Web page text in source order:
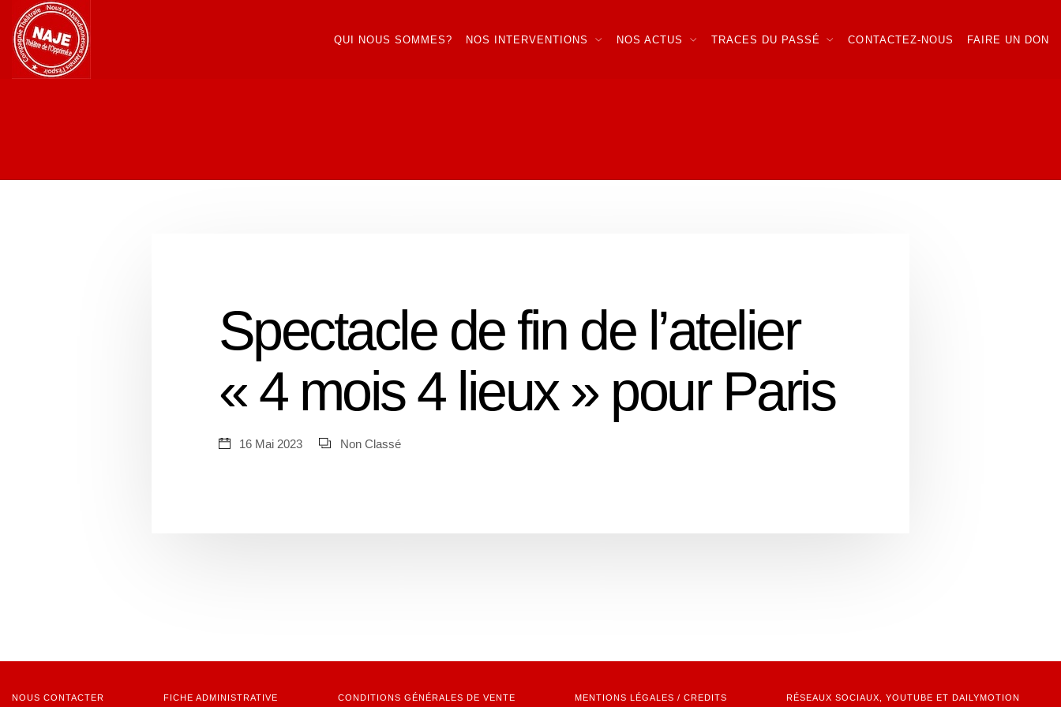
QUI NOUS SOMMES? NOS INTERVENTIONS NOS ACTUS TRACES DU PASSÉ CONTACTEZ-NOUS FAIRE UN DON
Spectacle de fin de l’atelier
« 4 mois 4 lieux » pour Paris
16 Mai 2023 Non Classé
NOUS CONTACTER FICHE ADMINISTRATIVE CONDITIONS GÉNÉRALES DE VENTE MENTIONS LÉGALES / CREDITS RÉSEAUX SOCIAUX, YOUTUBE ET DAILYMOTION